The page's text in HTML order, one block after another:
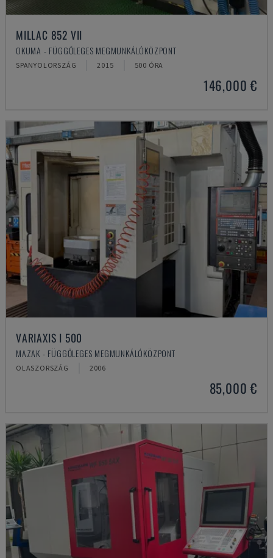
MILLAC 852 VII
OKUMA - FÜGGŐLEGES MEGMUNKÁLÓKÖZPONT
SPANYOLORSZÁG 2015 500 ÓRA
146,000 €
VARIAXIS I 500
MAZAK - FÜGGŐLEGES MEGMUNKÁLÓKÖZPONT
OLASZORSZÁG 2006
85,000 €